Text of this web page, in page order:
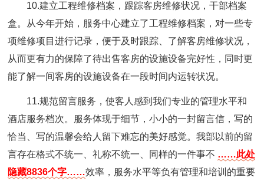
10.建立工程维修档案，跟踪客房维修状况，干部档案
盒。从今年开始，服务中心建立了工程维修档案，对一些专
项维修项目进行记录，便于及时跟踪、了解客房维修状况，
从而更有力的保障了待出售客房的设施设备完好性，同时更
能了解一间客房的设施设备在一段时间内运转状况。
11.规范留言服务，使客人感到我们专业的管理水平和
酒店服务档次。服务体现于细节，小小的一封留言信，写的
恰当、写的温馨会给人留下难忘的美好感觉。我部以前的留
言存在格式不统一、礼称不统一、同样的一件事不 ……此处
隐藏8836个字……效率，服务水平等负有管理和培训的重要